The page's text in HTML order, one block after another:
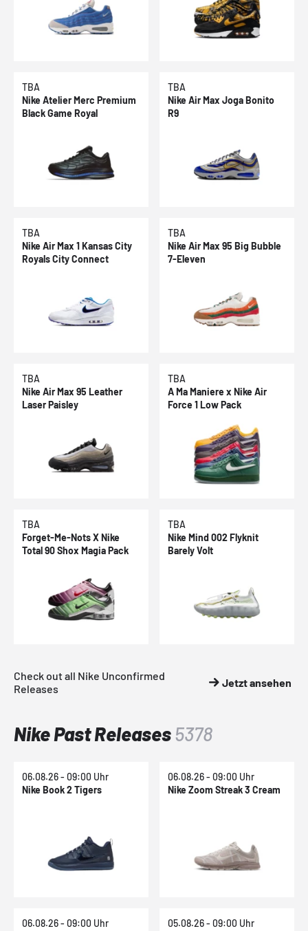
TBA
Nike Atelier Merc Premium
Black Game Royal
TBA
Nike Air Max Joga Bonito
R9
TBA
Nike Air Max 1 Kansas City
Royals City Connect
TBA
Nike Air Max 95 Big Bubble
7-Eleven
TBA
Nike Air Max 95 Leather
Laser Paisley
TBA
A Ma Maniere x Nike Air
Force 1 Low Pack
TBA
Forget-Me-Nots X Nike
Total 90 Shox Magia Pack
TBA
Nike Mind 002 Flyknit
Barely Volt
Check out all Nike Unconfirmed
Releases
Jetzt ansehen
Nike Past Releases5378
06.08.26 - 09:00 Uhr
Nike Book 2 Tigers
06.08.26 - 09:00 Uhr
Nike Zoom Streak 3 Cream
06.08.26 - 09:00 Uhr
05.08.26 - 09:00 Uhr